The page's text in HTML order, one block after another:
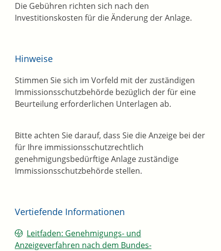
Die Gebühren richten sich nach den
Investitionskosten für die Änderung der Anlage.
Hinweise
Stimmen Sie sich im Vorfeld mit der zuständigen
Immissionsschutzbehörde bezüglich der für eine
Beurteilung erforderlichen Unterlagen ab.
Bitte achten Sie darauf, dass Sie die Anzeige bei der
für Ihre immissionsschutzrechtlich
genehmigungsbedürftige Anlage zuständige
Immissionsschutzbehörde stellen.
Vertiefende Informationen
Leitfaden: Genehmigungs- und
Anzeigeverfahren nach dem Bundes-